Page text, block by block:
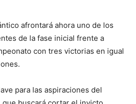
afrontará ahora uno de los
de la fase inicial frente a
con tres victorias en igual
para las aspiraciones del